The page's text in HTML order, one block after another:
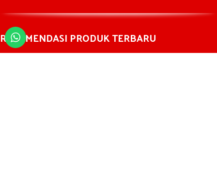
REKOMENDASI PRODUK TERBARU